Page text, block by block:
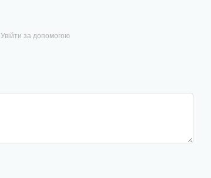
Увійти за допомогою